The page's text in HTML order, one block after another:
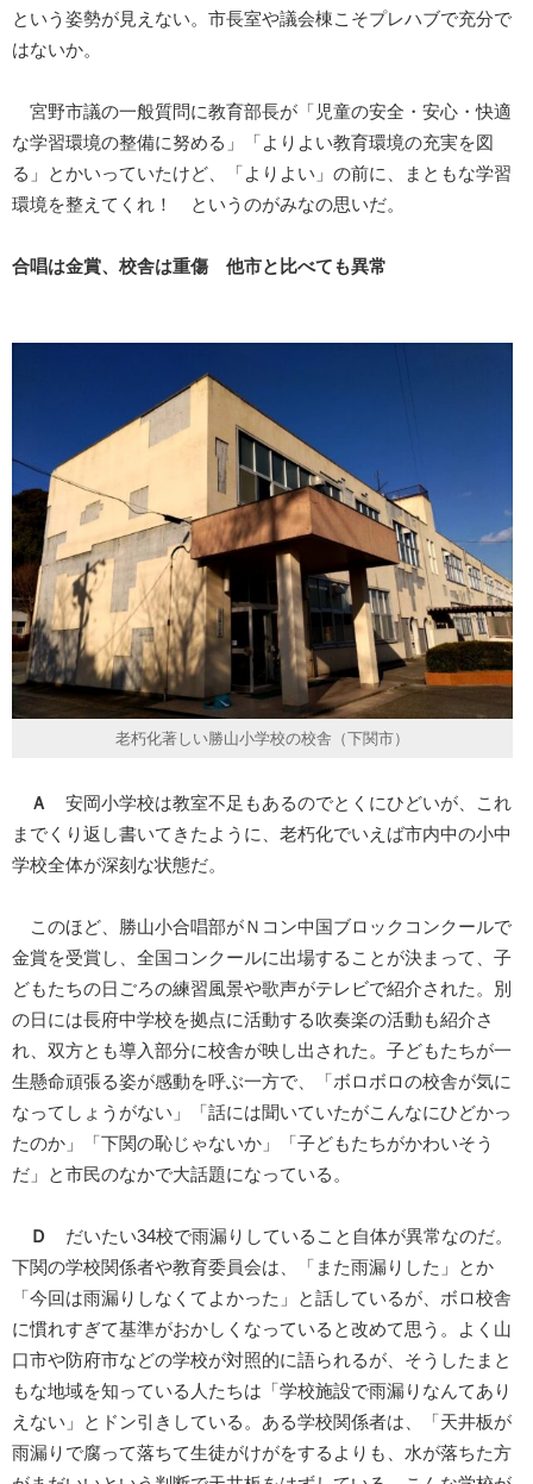
という姿勢が見えない。市長室や議会棟こそプレハブで充分で
はないか。
宮野市議の一般質問に教育部長が「児童の安全・安心・快適
な学習環境の整備に努める」「よりよい教育環境の充実を図
る」とかいっていたけど、「よりよい」の前に、まともな学習
環境を整えてくれ！ というのがみなの思いだ。
合唱は金賞、校舎は重傷 他市と比べても異常
老朽化著しい勝山小学校の校舎（下関市）
Ａ
安岡小学校は教室不足もあるのでとくにひどいが、これ
までくり返し書いてきたように、老朽化でいえば市内中の小中
学校全体が深刻な状態だ。
このほど、勝山小合唱部がＮコン中国ブロックコンクールで
金賞を受賞し、全国コンクールに出場することが決まって、子
どもたちの日ごろの練習風景や歌声がテレビで紹介された。別
の日には長府中学校を拠点に活動する吹奏楽の活動も紹介さ
れ、双方とも導入部分に校舎が映し出された。子どもたちが一
生懸命頑張る姿が感動を呼ぶ一方で、「ボロボロの校舎が気に
なってしょうがない」「話には聞いていたがこんなにひどかっ
たのか」「下関の恥じゃないか」「子どもたちがかわいそう
だ」と市民のなかで大話題になっている。
Ｄ
だいたい34校で雨漏りしていること自体が異常なのだ。
下関の学校関係者や教育委員会は、「また雨漏りした」とか
「今回は雨漏りしなくてよかった」と話しているが、ボロ校舎
に慣れすぎて基準がおかしくなっていると改めて思う。よく山
口市や防府市などの学校が対照的に語られるが、そうしたまと
もな地域を知っている人たちは「学校施設で雨漏りなんてあり
えない」とドン引きしている。ある学校関係者は、「天井板が
雨漏りで腐って落ちて生徒がけがをするよりも、水が落ちた方